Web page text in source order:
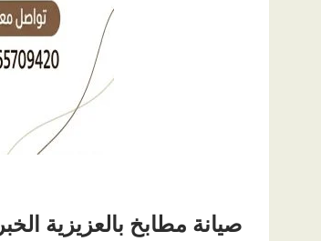
صيانة مطابخ بالعزيزية الخبر